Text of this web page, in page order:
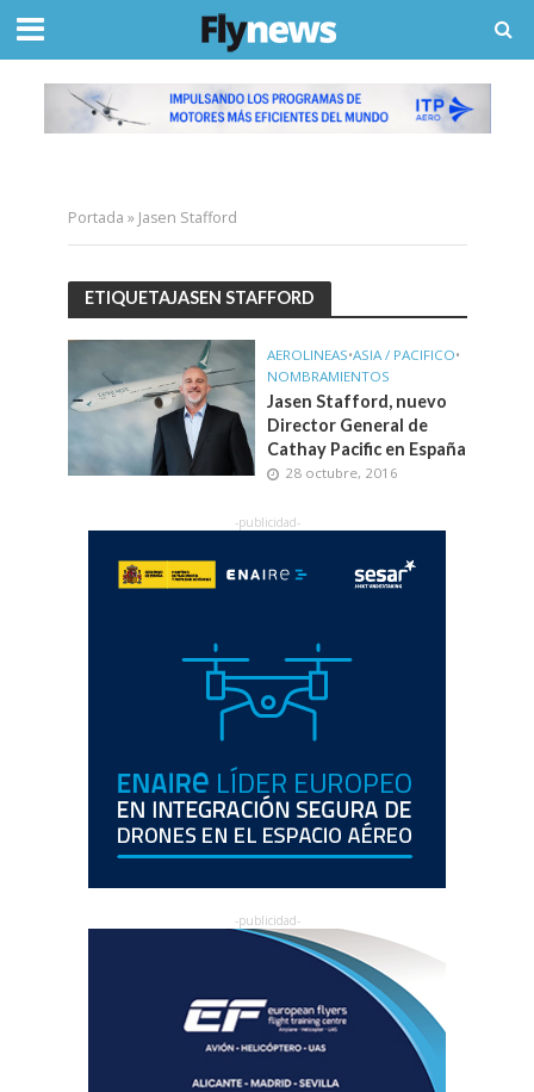
Portada » Jasen Stafford
ETIQUETAJASEN STAFFORD
AEROLINEAS•ASIA / PACIFICO•
NOMBRAMIENTOS
Jasen Stafford, nuevo
Director General de
Cathay Pacific en España
28 octubre, 2016